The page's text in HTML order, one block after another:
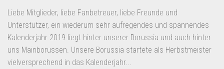
Liebe Mitglieder, liebe Fanbetreuer, liebe Freunde und
Unterstützer, ein wiederum sehr aufregendes und spannendes
Kalenderjahr 2019 liegt hinter unserer Borussia und auch hinter
uns Mainborussen. Unsere Borussia startete als Herbstmeister
vielversprechend in das Kalenderjahr...